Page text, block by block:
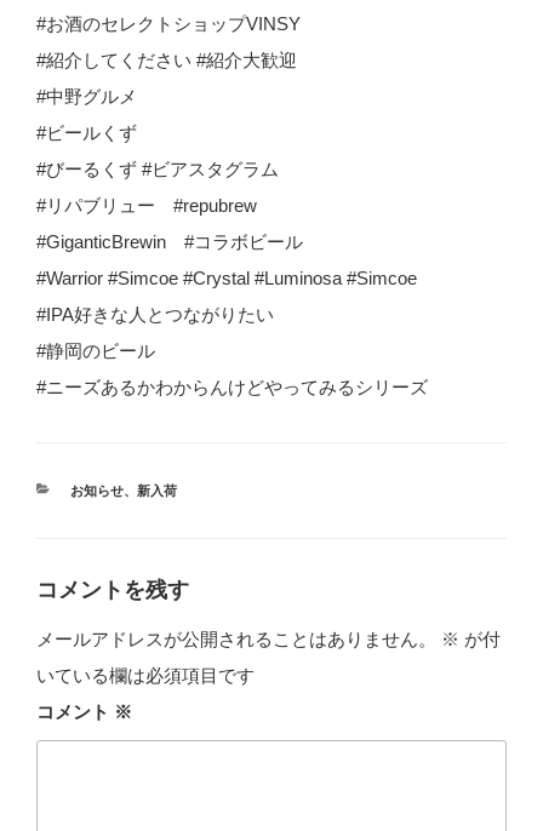
#お酒のセレクトショップVINSY
#紹介してください #紹介大歓迎
#中野グルメ
#ビールくず
#びーるくず #ビアスタグラム
#リパブリュー #repubrew
#GiganticBrewin #コラボビール
#Warrior #Simcoe #Crystal #Luminosa #Simcoe
#IPA好きな人とつながりたい
#静岡のビール
#ニーズあるかわからんけどやってみるシリーズ
カ
お知らせ、 新入荷
コメントを残す
メールアドレスが公開されることはありません。 ※ が付
いている欄は必須項目です
コメント ※